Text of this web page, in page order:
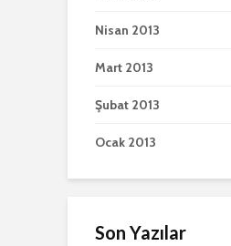
Nisan 2013
Mart 2013
Şubat 2013
Ocak 2013
Son Yazılar